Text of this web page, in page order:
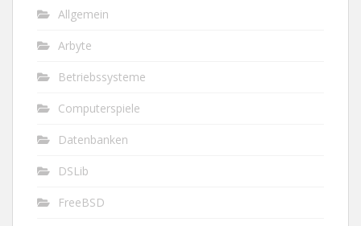
Allgemein
Arbyte
Betriebssysteme
Computerspiele
Datenbanken
DSLib
FreeBSD